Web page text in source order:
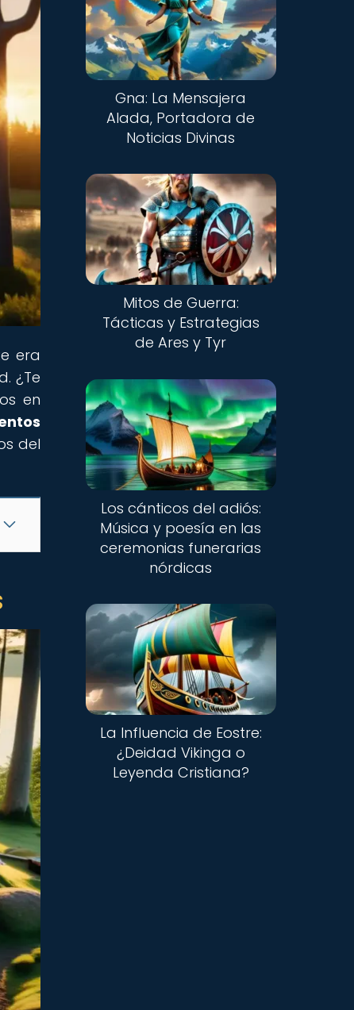
era
¿Te
en
del
Gna: La Mensajera
Alada, Portadora de
Noticias Divinas
Mitos de Guerra:
Tácticas y Estrategias
de Ares y Tyr
Los cánticos del adiós:
Música y poesía en las
ceremonias funerarias
nórdicas
La Influencia de Eostre:
¿Deidad Vikinga o
Leyenda Cristiana?